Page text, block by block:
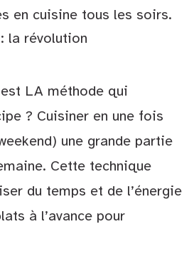
en cuisine tous les soirs.
la révolution
est LA méthode qui
? Cuisiner en une fois
une grande partie
Cette technique
du temps et de l’énergie
à l’avance pour